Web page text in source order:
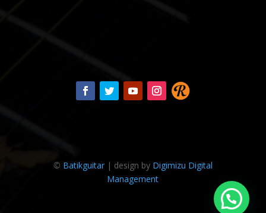
© Batikguitar| design by Digimizu Digital
Management